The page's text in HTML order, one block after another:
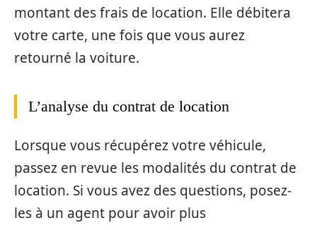
montant des frais de location. Elle débitera
votre carte, une fois que vous aurez
retourné la voiture.
L’analyse du contrat de location
Lorsque vous récupérez votre véhicule,
passez en revue les modalités du contrat de
location. Si vous avez des questions, posez-
les à un agent pour avoir plus